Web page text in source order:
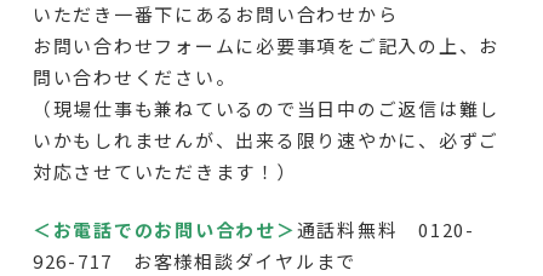
いただき一番下にあるお問い合わせから
お問い合わせフォームに必要事項をご記入の上、お
問い合わせください。
（現場仕事も兼ねているので当日中のご返信は難し
いかもしれませんが、出来る限り速やかに、必ずご
対応させていただきます！）
＜お電話でのお問い合わせ＞通話料無料 0120-
926-717 お客様相談ダイヤルまで